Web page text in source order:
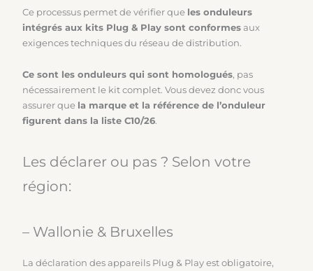
Ce processus permet de vérifier que les onduleurs
intégrés aux kits Plug & Play sont conformes aux
exigences techniques du réseau de distribution.
Ce sont les onduleurs qui sont homologués, pas
nécessairement le kit complet. Vous devez donc vous
assurer que la marque et la référence de l’onduleur
figurent dans la liste C10/26.
Les déclarer ou pas ? Selon votre
région:
– Wallonie & Bruxelles
La déclaration des appareils Plug & Play est obligatoire,